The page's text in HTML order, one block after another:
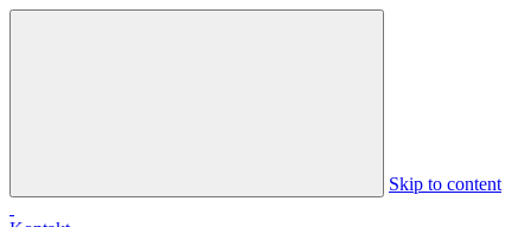
Skip to content